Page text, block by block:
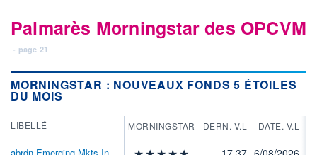
Palmarès Morningstar des OPCVM
- page 21
MORNINGSTAR : NOUVEAUX FONDS 5 ÉTOILES
DU MOIS
LIBELLÉ MORNINGSTAR DERN. V.L DATE. V.L
abrdn Emerging Mkts Inc Eq I Acc USD